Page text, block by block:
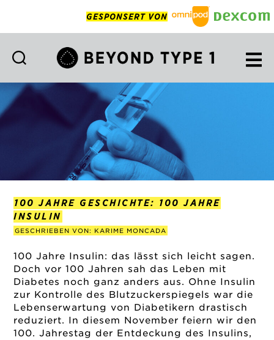
GESPONSERT VON
Type
1
Deutsch
100 JAHRE GESCHICHTE: 100 JAHRE
INSULIN
GESCHRIEBEN VON: KARIME MONCADA
100 Jahre Insulin: das lässt sich leicht sagen.
Doch vor 100 Jahren sah das Leben mit
Diabetes noch ganz anders aus. Ohne Insulin
zur Kontrolle des Blutzuckerspiegels war die
Lebenserwartung von Diabetikern drastisch
reduziert. In diesem November feiern wir den
100. Jahrestag der Entdeckung des Insulins,